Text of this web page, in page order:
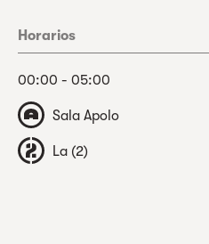
Horarios
00:00 - 05:00
Sala Apolo
La (2)